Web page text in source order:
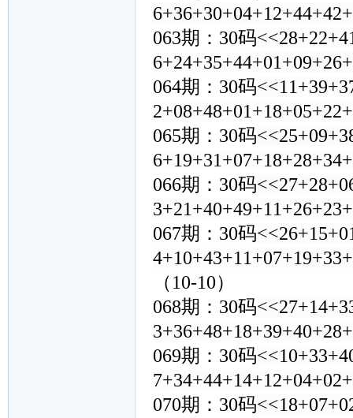
063期：30码
064期：30码
065期：30码
066期：30码
067期：30码
（10-10）
068期：30码
069期：30码
070期：30码